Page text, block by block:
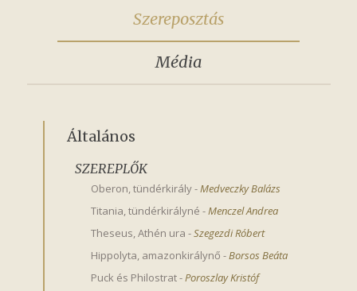
Szereposztás
Média
Általános
SZEREPLŐK
Oberon, tündérkirály-Medveczky Balázs
Titania, tündérkirályné -Menczel Andrea
Theseus, Athén ura -Szegezdi Róbert
Hippolyta, amazonkirálynő -Borsos Beáta
Puck és Philostrat-Poroszlay Kristóf